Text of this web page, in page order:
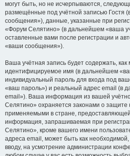
могут быть, но не исчерпываются,
размещённые под учётной записью Гостя
сообщения»), данные, указанные при
«Форум Селятино» (в дальнейшем «ваша
оставленные вами после регистрации и
«ваши сообщения»).
Ваша учётная запись будет содержать,
идентифицируемое имя (в дальнейшем
индивидуальный пароль для входа под
«ваш пароль») и реальный адрес email (в
email»). Ваша информация из вашей
Селятино» охраняется законами о
применяемыми в стране,
информация, запрашиваемая при
Селятино», кроме вашего имени
адреса email, может быть как
вводу, на усмотрение администрации